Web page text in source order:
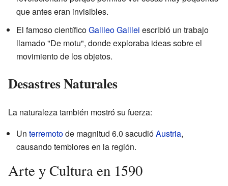
que antes eran invisibles.
El famoso científicoGalileo Galilei escribió un trabajo
llamado "De motu", donde exploraba ideas sobre el
movimiento de los objetos.
Desastres Naturales
La naturaleza también mostró su fuerza:
Un terremotode magnitud 6.0 sacudióAustria,
causando temblores en la región.
Arte y Cultura en 1590